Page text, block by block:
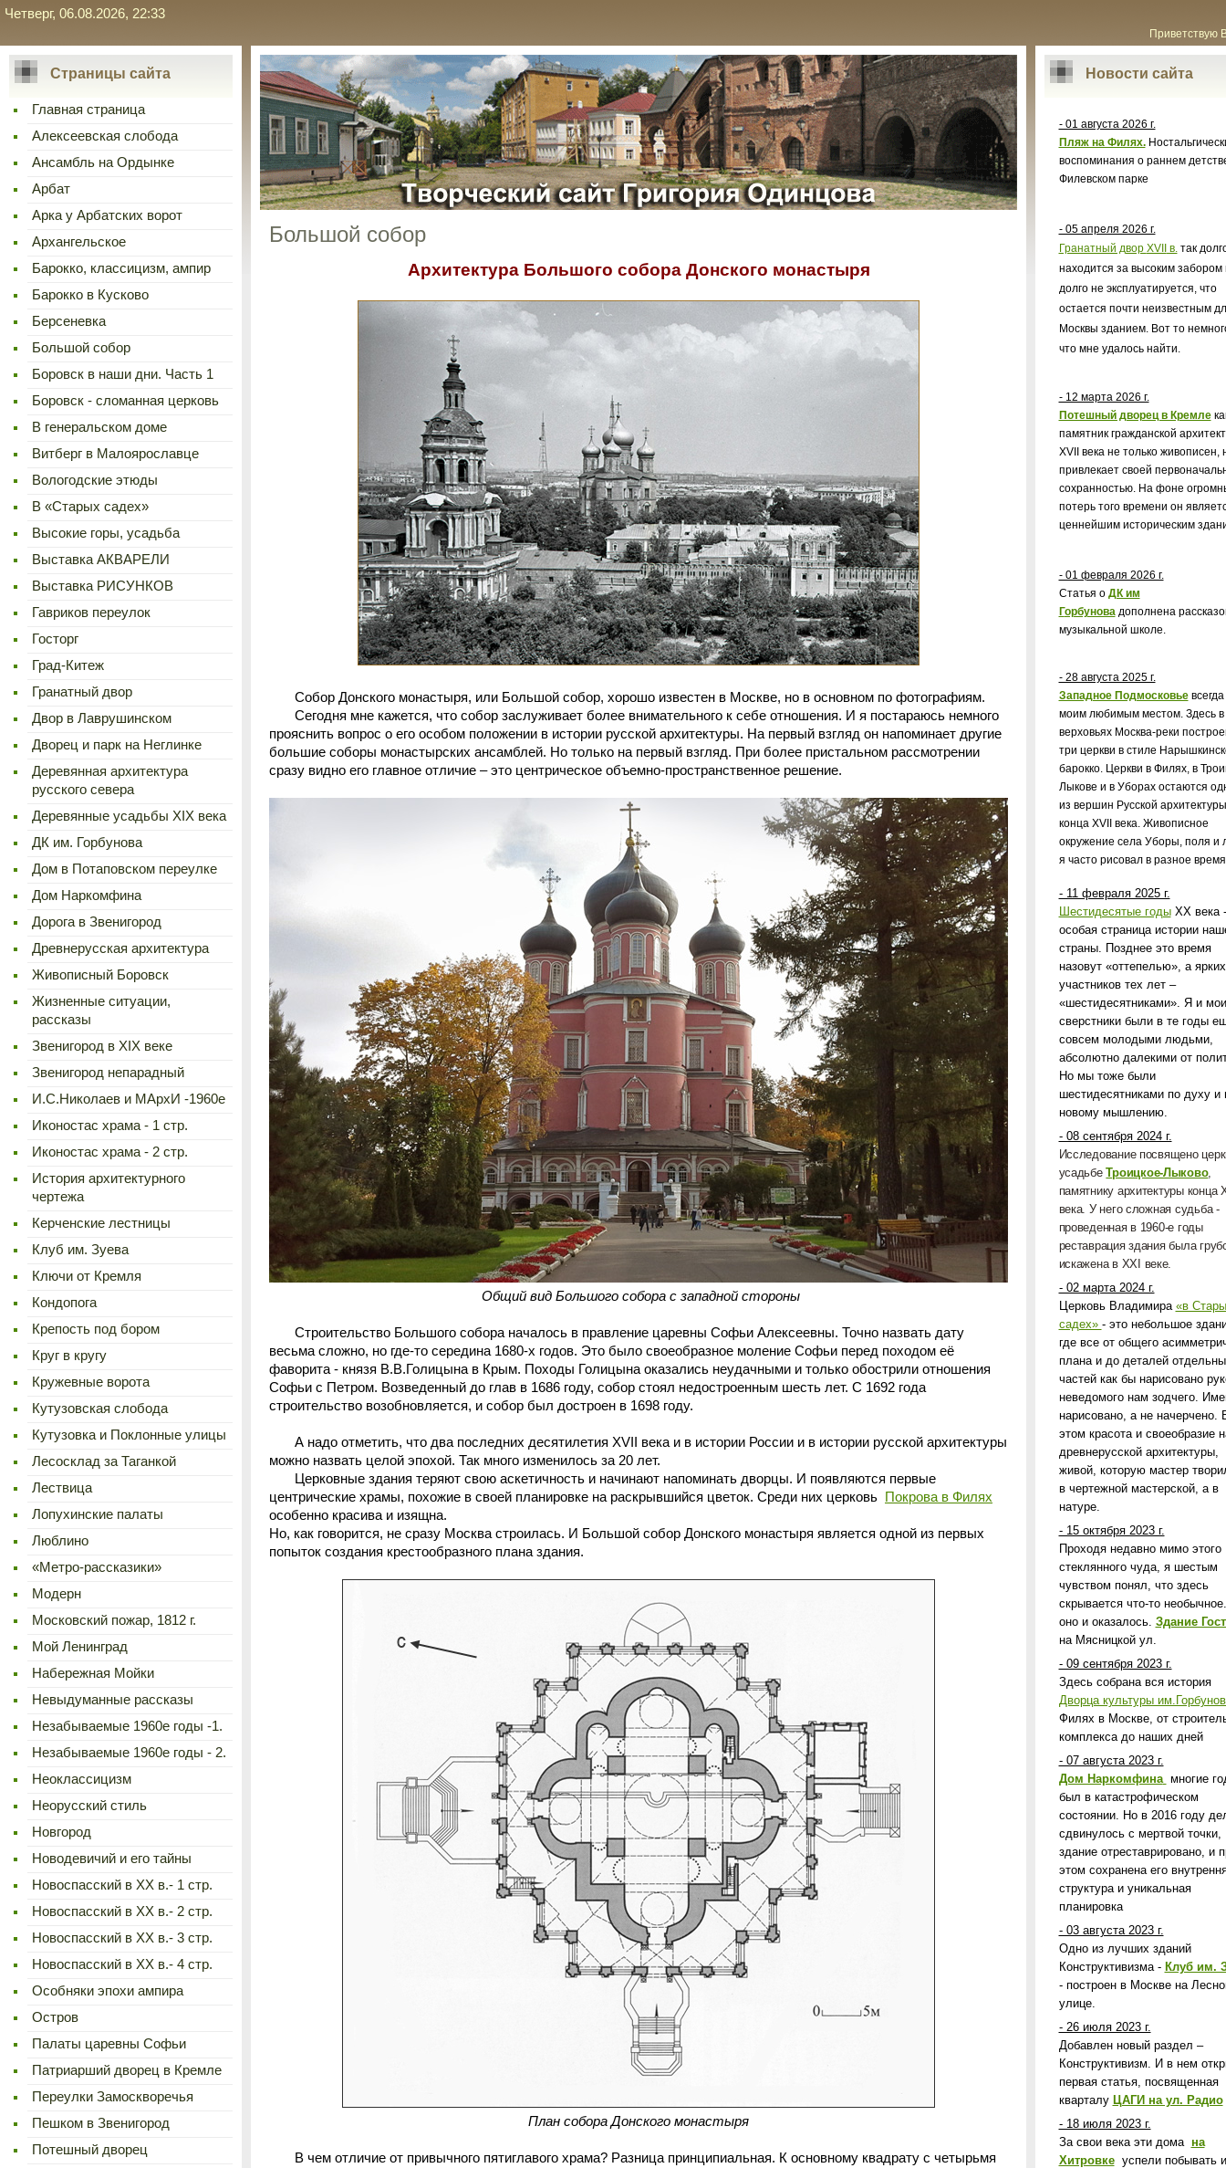
Четверг, 06.08.2026, 22:33
Приветствую
Страницы сайта
Главная страница
Алексеевская слобода
Ансамбль на Ордынке
Арбат
Арка у Арбатских ворот
Архангельское
Барокко, классицизм, ампир
Барокко в Кусково
Берсеневка
Большой собор
Боровск в наши дни. Часть 1
Боровск - сломанная церковь
В генеральском доме
Витберг в Малоярославце
Вологодские этюды
В «Старых садех»
Высокие горы, усадьба
Выставка АКВАРЕЛИ
Выставка РИСУНКОВ
Гавриков переулок
Госторг
Град-Китеж
Гранатный двор
Двор в Лаврушинском
Дворец и парк на Неглинке
Деревянная архитектура
русского севера
Деревянные усадьбы XIX века
ДК им. Горбунова
Дом в Потаповском переулке
Дом Наркомфина
Дорога в Звенигород
Древнерусская архитектура
Живописный Боровск
Жизненные ситуации,
рассказы
Звенигород в XIX веке
Звенигород непарадный
И.С.Николаев и МАрхИ -1960е
Иконостас храма - 1 стр.
Иконостас храма - 2 стр.
История архитектурного
чертежа
Керченские лестницы
Клуб им. Зуева
Ключи от Кремля
Кондопога
Крепость под бором
Круг в кругу
Кружевные ворота
Кутузовская слобода
Кутузовка и Поклонные улицы
Лесосклад за Таганкой
Лествица
Лопухинские палаты
Люблино
«Метро-рассказики»
Модерн
Московский пожар, 1812 г.
Мой Ленинград
Набережная Мойки
Невыдуманные рассказы
Незабываемые 1960е годы -1.
Незабываемые 1960е годы - 2.
Неоклассицизм
Неорусский стиль
Новгород
Новодевичий и его тайны
Новоспасский в XX в.- 1 стр.
Новоспасский в XX в.- 2 стр.
Новоспасский в XX в.- 3 стр.
Новоспасский в XX в.- 4 стр.
Особняки эпохи ампира
Остров
Палаты царевны Софьи
Патриарший дворец в Кремле
Переулки Замоскворечья
Пешком в Звенигород
Потешный дворец
Большой собор
Архитектура Большого собораДонского монастыря
Собор Донского монастыря, или Большой собор, хорошо известен в Москве, но в основном по фотографиям.
Сегодня мне кажется, что собор заслуживает более внимательного к себе отношения. И я постараюсь немного
прояснить вопрос о его особом положении в истории русской архитектуры. На первый взгляд он напоминает другие
большие соборы монастырских ансамблей. Но только на первый взгляд. При более пристальном рассмотрении
сразу видно его главное отличие – это центрическое объемно-пространственное решение.
Общий вид Большого собора с западной стороны
Строительство Большого собора началось в правление царевны Софьи Алексеевны. Точно назвать дату
весьма сложно, но где-то середина 1680-х годов. Это было своеобразное моление Софьи перед походом её
фаворита - князя В.В.Голицына в Крым. Походы Голицына оказались неудачными и только обострили отношения
Софьи с Петром. Возведенный до глав в 1686 году, собор стоял недостроенным шесть лет. С 1692 года
строительство возобновляется, и собор был достроен в 1698 году.
А надо отметить, что два последних десятилетия XVII века и в истории России и в истории русской архитектуры
можно назвать целой эпохой. Так много изменилось за 20 лет.
Церковные здания теряют свою аскетичность и начинают напоминать дворцы. И появляются первые
центрические храмы, похожие в своей планировке на раскрывшийся цветок. Среди них церковь
Покрова в Филях
особенно красива и изящна.
Но, как говорится, не сразу Москва строилась. И Большой собор Донского монастыря является одной из первых
попыток создания крестообразного плана здания.
План собора Донского монастыря
В чем отличие от привычного пятиглавого храма? Разница принципиальная. К основному квадрату с четырьмя
Новости сайта
- 01 августа 2026 г.
Пляж на Филях.
воспоминания о раннем
Филевском парке
- 05 апреля 2026 г.
Гранатный двор XVIIв. так
находится за высоким забором
долго не эксплуатируется, что
остается почти неизвестным
Москвы зданием. Вот то
что мне удалось найти.
- 12 марта 2026 г.
Потешный дворец в Кремле
памятник гражданской
XVIIвека не только живописен,
привлекает своей
сохранностью. На фоне
потерь того времени он
ценнейшим историческим
- 01 февраля 2026 г.
Статья о ДК им
Горбунова дополнена
музыкальной школе.
- 28 августа 2025 г.
Западное Подмосковье
моим любимым местом. Здесь в
верховьях Москва-реки
три церкви в стиле
барокко. Церкви в Филях, в
Лыкове и в Уборах остаются
из вершин Русской архитектуры
конца XVIIвека. Живописное
окружение села Уборы, поля и
я часто рисовал в разное
- 11 февраля 2025 г.
Шестидесятые годыХХ века -
особая страница истории
страны. Позднее это время
назовут «оттепелью», а ярких
участников тех лет –
«шестидесятниками». Я и мои
сверстники были в те годы
совсем молодыми людьми,
абсолютно далекими от
Но мы тоже были
шестидесятниками по духу и
новому мышлению.
- 08 сентября 2024 г.
Исследование посвящено
усадьбеТроицкое-Лыково,
памятнику архитектуры конца
века. У него сложная судьба -
проведенная в 1960-е годы
реставрация здания была
искажена в XXI веке.
- 02 марта 2024 г.
Церковь Владимира «в
садех» - это небольшое
где все от общего
плана и до деталей
частей как бы нарисовано
неведомого нам зодчего.
нарисовано, а не начерчено.
этом красота и своеобразие
древнерусской архитектуры,
живой, которую мастер
в чертежной мастерской, а в
натуре.
- 15 октября 2023 г.
Проходя недавно мимо этого
стеклянного чуда, я шестым
чувством понял, что здесь
скрывается что-то
оно и оказалось. Здание
на Мясницкой ул.
- 09 сентября 2023 г.
Здесь собрана вся история
Дворца культуры
Филях в Москве, от
комплекса до наших дней
- 07 августа 2023 г.
Дом Наркомфина многие
был в катастрофическом
состоянии. Но в 2016 году
сдвинулось с мертвой точки,
здание отреставрировано, и
этом сохранена его
структура и уникальная
планировка
- 03 августа 2023 г.
Одно из лучших зданий
Конструктивизма - Клуб им.
- построен в Москве на
улице.
- 26 июля 2023 г.
Добавлен новый раздел –
Конструктивизм. И в нем
первая статья, посвященная
кварталу ЦАГИ на ул. Радио
- 18 июля 2023 г.
За свои века эти дома на
Хитровкеуспели побывать и